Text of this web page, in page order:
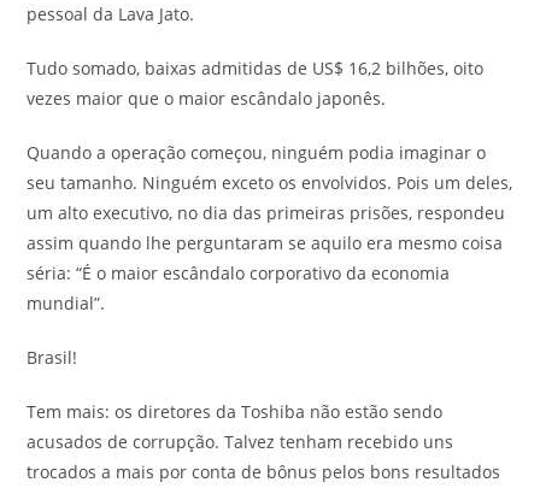
pessoal da Lava Jato.
Tudo somado, baixas admitidas de US$ 16,2 bilhões, oito
vezes maior que o maior escândalo japonês.
Quando a operação começou, ninguém podia imaginar o
seu tamanho. Ninguém exceto os envolvidos. Pois um deles,
um alto executivo, no dia das primeiras prisões, respondeu
assim quando lhe perguntaram se aquilo era mesmo coisa
séria: “É o maior escândalo corporativo da economia
mundial”.
Brasil!
Tem mais: os diretores da Toshiba não estão sendo
acusados de corrupção. Talvez tenham recebido uns
trocados a mais por conta de bônus pelos bons resultados